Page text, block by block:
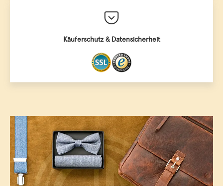
Käuferschutz & Datensicherheit